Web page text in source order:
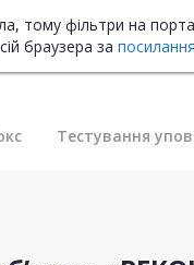
тому фільтри на
браузера за
Тестування